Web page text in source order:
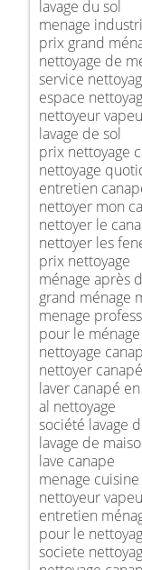
lavage du sol
menage
prix grand
nettoyage de
service
espace
nettoyeur
lavage de sol
prix nettoyage
nettoyage
entretien
nettoyer mon
nettoyer le
nettoyer les
prix nettoyage
ménage après
grand ménage
menage
pour le ménage
nettoyage
nettoyer
laver canapé
al nettoyage
société lavage
lavage de
lave canape
menage cuisine
nettoyeur
entretien
pour le
societe